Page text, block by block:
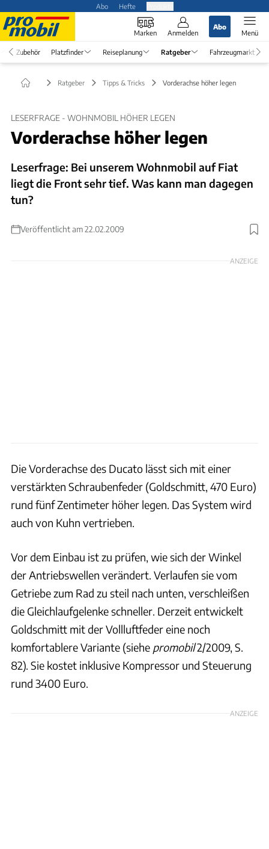
Abo Hefte
Marken Anmelden
Abo
Menü
Zubehör Platzfinder Reiseplanung Ratgeber Fahrzeugmarkt
Ratgeber Tipps & Tricks Vorderachse höher legen
LESERFRAGE - WOHNMOBIL HÖHER LEGEN
Vorderachse höher legen
Leserfrage: Bei unserem Wohnmobil auf Fiat
liegt die Front sehr tief. Was kann man dagegen
tun?
Veröffentlicht am 22.02.2009
ANZEIGE
Die Vorderachse des Ducato lässt sich mit einer
verstärkten Schraubenfeder (Gold­schmitt, 470 Euro)
rund fünf Zentimeter höher legen. Das System wird
auch von Kuhn vertrieben.
Vor dem Einbau ist zu prüfen, wie sich der Winkel
der Antriebswellen verändert. Verlaufen sie vom
Getriebe zum Rad zu steil nach unten, verschleißen
die Gleichlaufgelenke schneller. Derzeit entwickelt
Goldschmitt mit der Vollluftfeder eine noch
komfortablere Variante (siehe promobil2/2009, S.
82). Sie kostet inklusive Kompressor und Steuerung
rund 3400 Euro.
ANZEIGE